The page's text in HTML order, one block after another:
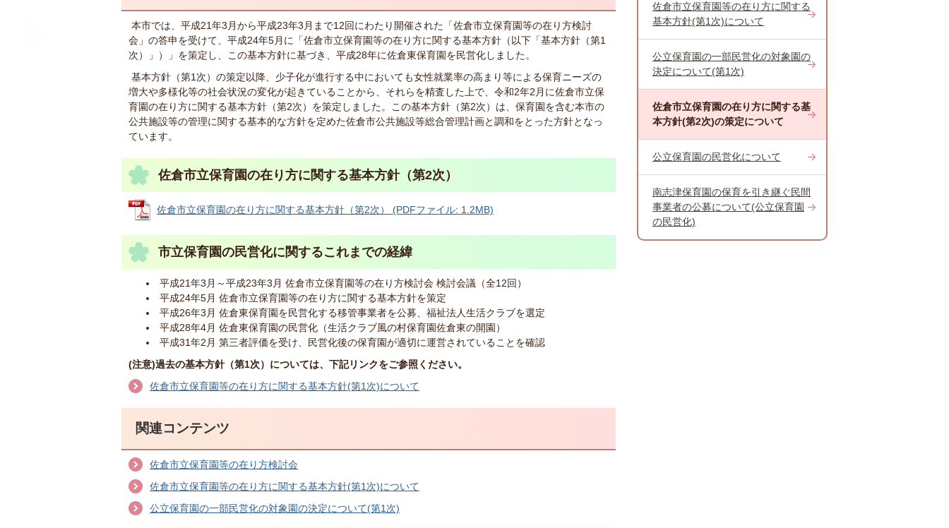
本市では、平成21年3月から平成23年3月まで12回にわたり開催された「佐倉市立保育園等の在り方検討
会」の答申を受けて、平成24年5月に「佐倉市立保育園等の在り方に関する基本方針（以下「基本方針（第1
次）」）」を策定し、この基本方針に基づき、平成28年に佐倉東保育園を民営化しました。
基本方針（第1次）の策定以降、少子化が進行する中においても女性就業率の高まり等による保育ニーズの
増大や多様化等の社会状況の変化が起きていることから、それらを精査した上で、令和2年2月に佐倉市立保
育園の在り方に関する基本方針（第2次）を策定しました。この基本方針（第2次）は、保育園を含む本市の
公共施設等の管理に関する基本的な方針を定めた佐倉市公共施設等総合管理計画と調和をとった方針となっ
ています。
佐倉市立保育園の在り方に関する基本方針（第2次）
佐倉市立保育園の在り方に関する基本方針（第2次） (PDFファイル: 1.2MB)
市立保育園の民営化に関するこれまでの経緯
平成21年3月～平成23年3月 佐倉市立保育園等の在り方検討会 検討会議（全12回）
平成24年5月 佐倉市立保育園等の在り方に関する基本方針を策定
平成26年3月 佐倉東保育園を民営化する移管事業者を公募、福祉法人生活クラブを選定
平成28年4月 佐倉東保育園の民営化（生活クラブ風の村保育園佐倉東の開園）
平成31年2月 第三者評価を受け、民営化後の保育園が適切に運営されていることを確認
(注意)過去の基本方針（第1次）については、下記リンクをご参照ください。
佐倉市立保育園等の在り方に関する基本方針(第1次)について
関連コンテンツ
佐倉市立保育園等の在り方検討会
佐倉市立保育園等の在り方に関する基本方針(第1次)について
公立保育園の一部民営化の対象園の決定について(第1次)
佐倉市立保育園等の在り方に関する
基本方針(第1次)について
公立保育園の一部民営化の対象園の
決定について(第1次)
佐倉市立保育園の在り方に関する基
本方針(第2次)の策定について
公立保育園の民営化について
南志津保育園の保育を引き継ぐ民間
事業者の公募について(公立保育園
の民営化)